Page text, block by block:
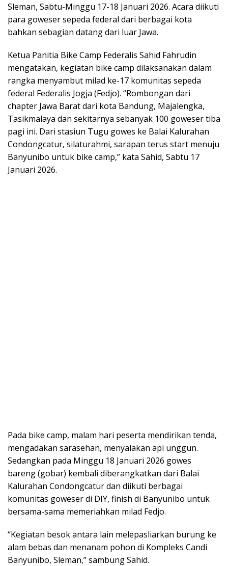
Sleman, Sabtu-Minggu 17-18 Januari 2026. Acara diikuti
para goweser sepeda federal dari berbagai kota
bahkan sebagian datang dari luar Jawa.
Ketua Panitia Bike Camp Federalis Sahid Fahrudin
mengatakan, kegiatan bike camp dilaksanakan dalam
rangka menyambut milad ke-17 komunitas sepeda
federal Federalis Jogja (Fedjo). “Rombongan dari
chapter Jawa Barat dari kota Bandung, Majalengka,
Tasikmalaya dan sekitarnya sebanyak 100 goweser tiba
pagi ini. Dari stasiun Tugu gowes ke Balai Kalurahan
Condongcatur, silaturahmi, sarapan terus start menuju
Banyunibo untuk bike camp,” kata Sahid, Sabtu 17
Januari 2026.
Pada bike camp, malam hari peserta mendirikan tenda,
mengadakan sarasehan, menyalakan api unggun.
Sedangkan pada Minggu 18 Januari 2026 gowes
bareng (gobar) kembali diberangkatkan dari Balai
Kalurahan Condongcatur dan diikuti berbagai
komunitas goweser di DIY, finish di Banyunibo untuk
bersama-sama memeriahkan milad Fedjo.
“Kegiatan besok antara lain melepasliarkan burung ke
alam bebas dan menanam pohon di Kompleks Candi
Banyunibo, Sleman,” sambung Sahid.